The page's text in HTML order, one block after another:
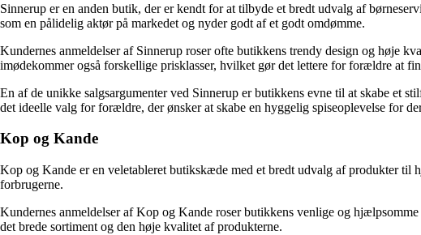
Sinnerup er en anden butik, der er kendt for at tilbyde et bredt udvalg af
som en pålidelig aktør på markedet og nyder godt af et godt omdømme.
Kundernes anmeldelser af Sinnerup roser ofte butikkens trendy design og høje
imødekommer også forskellige prisklasser, hvilket gør det lettere for forældre at
En af de unikke salgsargumenter ved Sinnerup er butikkens evne til at skabe et
det ideelle valg for forældre, der ønsker at skabe en hyggelig spiseoplevelse for
Kop og Kande
Kop og Kande er en veletableret butikskæde med et bredt udvalg af produkter til
forbrugerne.
Kundernes anmeldelser af Kop og Kande roser butikkens venlige og
det brede sortiment og den høje kvalitet af produkterne.